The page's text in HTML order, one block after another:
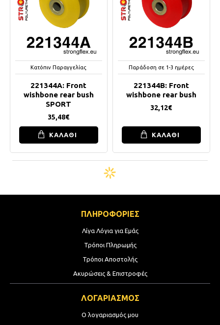
Κατόπιν Παραγγελίας
221344A: Front
wishbone rear bush
SPORT
35,48€
ΚΑΛΑΘΙ
Παράδοση σε 1-3 ημέρες
221344B: Front
wishbone rear bush
32,12€
ΚΑΛΑΘΙ
ΠΛΗΡΟΦΟΡΙΕΣ
Λίγα Λόγια για Εμάς
Τρόποι Πληρωμής
Τρόποι Αποστολής
Ακυρώσεις & Επιστροφές
ΛΟΓΑΡΙΑΣΜΟΣ
Ο λογαριασμός μου